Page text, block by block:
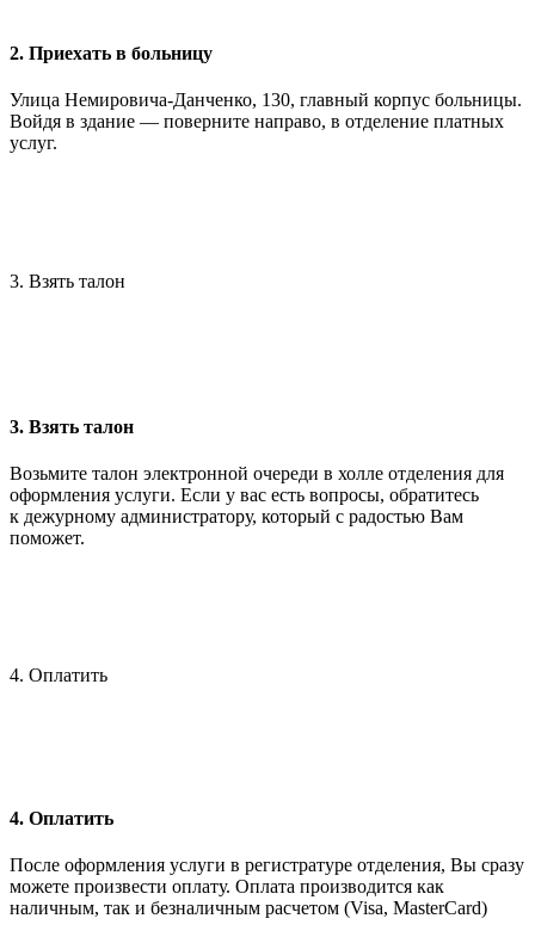
2. Приехать в больницу
Улица Немировича-Данченко, 130, главный корпус больницы.
Войдя в здание — поверните направо, в отделение платных
услуг.
3. Взять талон
3. Взять талон
Возьмите талон электронной очереди в холле отделения для
оформления услуги. Если у вас есть вопросы, обратитесь
к дежурному администратору, который с радостью Вам
поможет.
4. Оплатить
4. Оплатить
После оформления услуги в регистратуре отделения, Вы сразу
можете произвести оплату. Оплата производится как
наличным, так и безналичным расчетом (Visa, MasterCard)